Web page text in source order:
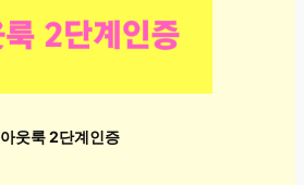
아웃룩 2단계인증